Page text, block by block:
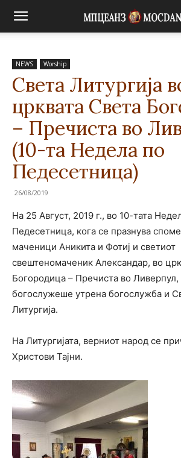
NEWS Worship
Света Литургија
црквата Света
– Пречиста во
(10-та Недела по
Педесетница)
26/08/2019
На 25 Август, 2019 г., во 10-тата
Педесетница, кога се празнува
маченици Аникита и Фотиј и светиот
свештеномаченик Александар, во
Богородица – Пречиста во
богослужеше утрена богослужба и
Литургија.
На Литургијата, верниот народ се
Христови Тајни.